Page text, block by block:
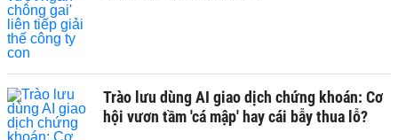
Trào lưu dùng AI giao dịch chứng khoán: Cơ
hội vươn tầm 'cá mập' hay cái bẫy thua lỗ?